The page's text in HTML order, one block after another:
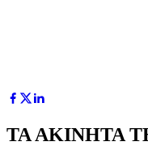
ΤΑ ΑΚΙΝΗΤΑ